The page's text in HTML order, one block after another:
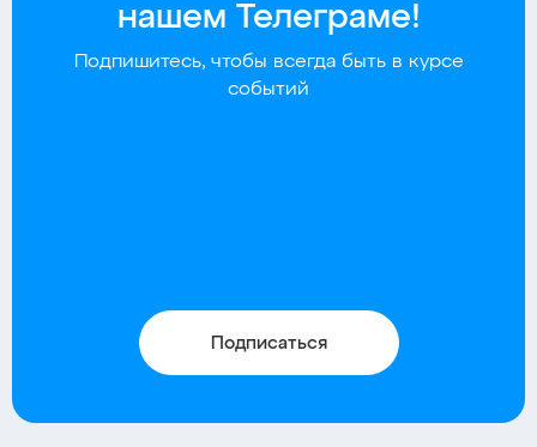
нашем Телеграме!
Подпишитесь, чтобы всегда быть в курсе
событий
Подписаться